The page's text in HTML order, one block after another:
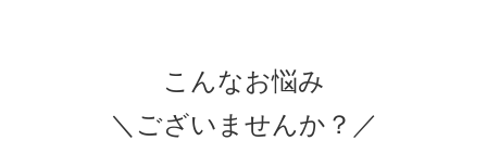
こんなお悩み
＼ございませんか？／